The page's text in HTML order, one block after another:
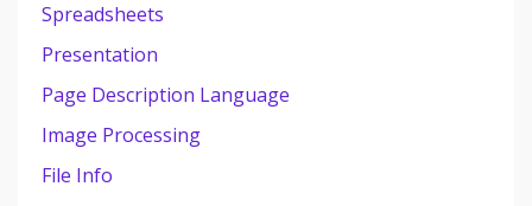
Spreadsheets
Presentation
Page Description Language
Image Processing
File Info